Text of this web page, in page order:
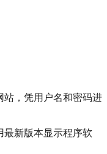
站，凭用户名和密码进
最新版本显示程序软